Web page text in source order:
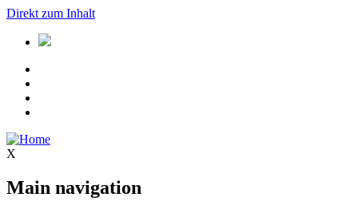
Direkt zum Inhalt
X
Main navigation